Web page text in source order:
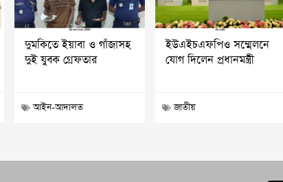
দুমকিতে ইয়াবা ও গাঁজাসহ
দুই যুবক গ্রেফতার
আইন-আদালত
ইউএইচএফপিও সম্মেলনে
যোগ দিলেন প্রধানমন্ত্রী
জাতীয়